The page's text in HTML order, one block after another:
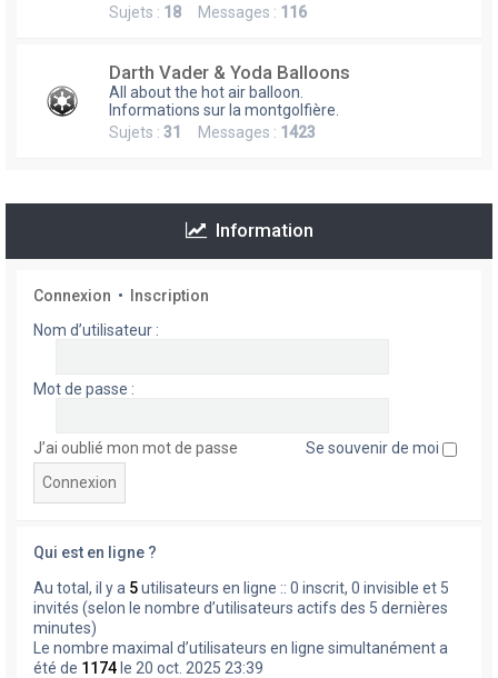
Sujets : 18 Messages : 116
Darth Vader & Yoda Balloons
All about the hot air balloon.
Informations sur la montgolfière.
Sujets : 31 Messages : 1423
Information
Connexion •
Inscription
Nom d’utilisateur :
Mot de passe :
J’ai oublié mon mot de passe Se souvenir de moi
Qui est en ligne ?
Au total, il y a 5utilisateurs en ligne :: 0 inscrit, 0 invisible et 5
invités (selon le nombre d’utilisateurs actifs des 5 dernières
minutes)
Le nombre maximal d’utilisateurs en ligne simultanément a
été de 1174 le 20 oct. 2025 23:39